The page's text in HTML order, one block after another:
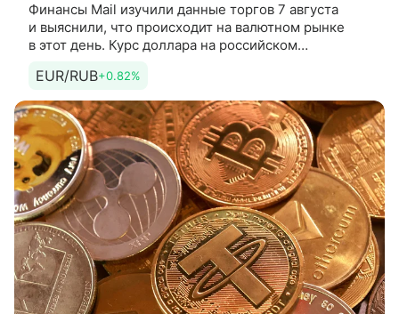
Финансы Mail изучили данные торгов 7 августа
и выяснили, что происходит на валютном рынке
в этот день. Курс доллара на российском
свидетельствуют данные
EUR/RUB+0.82%